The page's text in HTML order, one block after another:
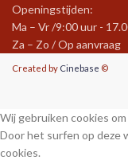
Openingstijden:
Ma – Vr /9:00 uur -
Za – Zo / Op aanvraag
Created by Cinebase ©
Wij gebruiken cookies
Door het surfen op deze
cookies.